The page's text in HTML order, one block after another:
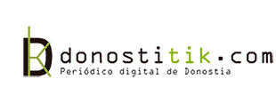
contenido